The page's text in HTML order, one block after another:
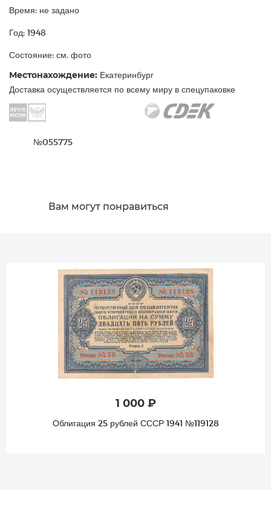
Время: не задано
Год: 1948
Состояние: см. фото
Местонахождение: Екатеринбург
Доставка осуществляется по всему миру в спецупаковке
№055775
Вам могут понравиться
1 000 ₽
Облигация 25 рублей СССР 1941 №119128